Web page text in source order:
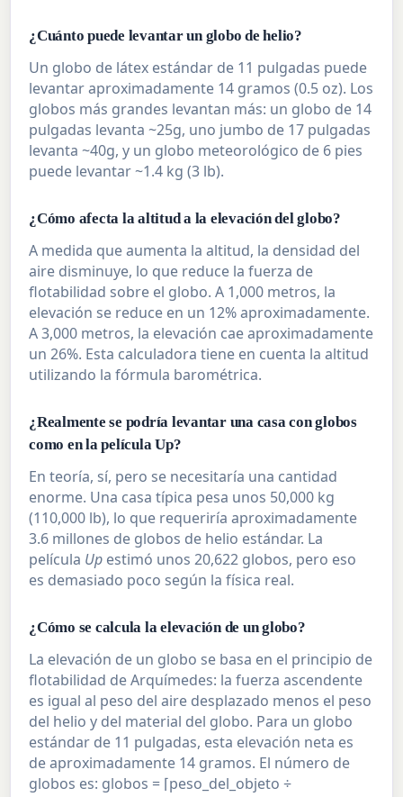
¿Cuánto puede levantar un globo de helio?
Un globo de látex estándar de 11 pulgadas puede
levantar aproximadamente 14 gramos (0.5 oz). Los
globos más grandes levantan más: un globo de 14
pulgadas levanta ~25g, uno jumbo de 17 pulgadas
levanta ~40g, y un globo meteorológico de 6 pies
puede levantar ~1.4 kg (3 lb).
¿Cómo afecta la altitud a la elevación del globo?
A medida que aumenta la altitud, la densidad del
aire disminuye, lo que reduce la fuerza de
flotabilidad sobre el globo. A 1,000 metros, la
elevación se reduce en un 12% aproximadamente.
A 3,000 metros, la elevación cae aproximadamente
un 26%. Esta calculadora tiene en cuenta la altitud
utilizando la fórmula barométrica.
¿Realmente se podría levantar una casa con globos
como en la película Up?
En teoría, sí, pero se necesitaría una cantidad
enorme. Una casa típica pesa unos 50,000 kg
(110,000 lb), lo que requeriría aproximadamente
3.6 millones de globos de helio estándar. La
película Up estimó unos 20,622 globos, pero eso
es demasiado poco según la física real.
¿Cómo se calcula la elevación de un globo?
La elevación de un globo se basa en el principio de
flotabilidad de Arquímedes: la fuerza ascendente
es igual al peso del aire desplazado menos el peso
del helio y del material del globo. Para un globo
estándar de 11 pulgadas, esta elevación neta es
de aproximadamente 14 gramos. El número de
globos es: globos = ⌈peso_del_objeto ÷